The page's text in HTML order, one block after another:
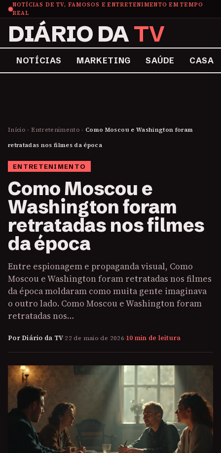
NOTÍCIAS DE TV, FAMOSOS E ENTRETENIMENTO EM TEMPO
REAL
DIÁRIO DATV
NOTÍCIAS MARKETING SAÚDE CASA
Início › Entretenimento › Como Moscou e Washington foram
retratadas nos filmes da época
ENTRETENIMENTO
Como Moscou e
Washington foram
retratadas nos filmes
da época
Entre espionagem e propaganda visual, Como
Moscou e Washington foram retratadas nos filmes
da época moldaram como muita gente imaginava
o outro lado. Como Moscou e Washington foram
retratadas nos…
Por Diário da TV·22 de maio de 2026·10 min de leitura